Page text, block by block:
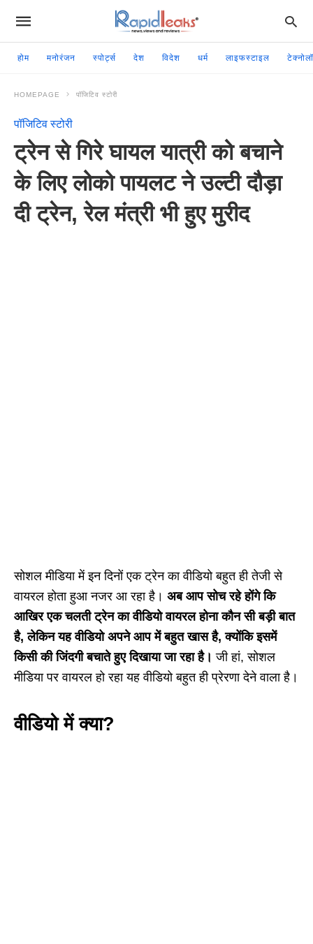
होम मनोरंजन स्पोर्ट्स देश विदेश धर्म लाइफस्टाइल
HOMEPAGE पॉजिटिव स्टोरी
पॉजिटिव स्टोरी
ट्रेन से गिरे घायल यात्री को बचाने
के लिए लोको पायलट ने उल्टी दौड़ा
दी ट्रेन, रेल मंत्री भी हुए मुरीद
सोशल मीडिया में इन दिनों एक ट्रेन का वीडियो बहुत ही तेजी से
वायरल होता हुआ नजर आ रहा है। अब आप सोच रहे होंगे कि
आखिर एक चलती ट्रेन का वीडियो वायरल होना कौन सी बड़ी बात
है, लेकिन यह वीडियो अपने आप में बहुत खास है, क्योंकि इसमें
किसी की जिंदगी बचाते हुए दिखाया जा रहा है। जी हां, सोशल
मीडिया पर वायरल हो रहा यह वीडियो बहुत ही प्रेरणा देने वाला है।
वीडियो में क्या?